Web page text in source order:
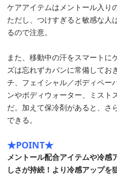
ケアアイテムはメントール入り
ただし、つけすぎると敏感な人
るので注意。
また、移動中の汗をスマートに
ズは忘れずカバンに常備してお
チ、フェイシャル／ボディペー
ンやボディウォーター、ミスト
だ。加えて保冷剤があると、さ
できる。
★POINT★
メントール配合アイテムや冷感
しさが持続！より冷感アップを